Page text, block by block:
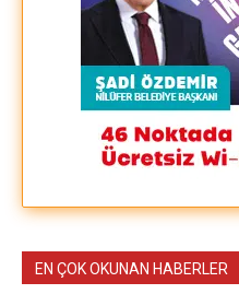
EN ÇOK OKUNAN HABERLER